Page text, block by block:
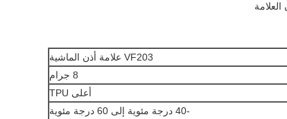
VF203 علامة أذن الماشية
8 جرام
أعلى TPU
-40 درجة مئوية إلى 60 درجة مئوية